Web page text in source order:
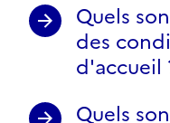
Quels
des
d'accueil
Quels